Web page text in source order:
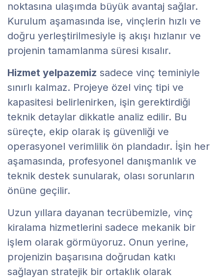
noktasına ulaşımda büyük avantaj sağlar.
Kurulum aşamasında ise, vinçlerin hızlı ve
doğru yerleştirilmesiyle iş akışı hızlanır ve
projenin tamamlanma süresi kısalır.
Hizmet yelpazemiz sadece vinç teminiyle
sınırlı kalmaz. Projeye özel vinç tipi ve
kapasitesi belirlenirken, işin gerektirdiği
teknik detaylar dikkatle analiz edilir. Bu
süreçte, ekip olarak iş güvenliği ve
operasyonel verimlilik ön plandadır. İşin her
aşamasında, profesyonel danışmanlık ve
teknik destek sunularak, olası sorunların
önüne geçilir.
Uzun yıllara dayanan tecrübemizle, vinç
kiralama hizmetlerini sadece mekanik bir
işlem olarak görmüyoruz. Onun yerine,
projenizin başarısına doğrudan katkı
sağlayan stratejik bir ortaklık olarak